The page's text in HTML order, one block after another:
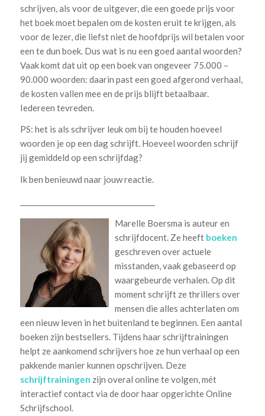
schrijven, als voor de uitgever, die een goede prijs voor
het boek moet bepalen om de kosten eruit te krijgen, als
voor de lezer, die liefst niet de hoofdprijs wil betalen voor
een te dun boek. Dus wat is nu een goed aantal woorden?
Vaak komt dat uit op een boek van ongeveer 75.000 –
90.000 woorden: daarin past een goed afgerond verhaal,
de kosten vallen mee en de prijs blijft betaalbaar.
Iedereen tevreden.
PS: het is als schrijver leuk om bij te houden hoeveel
woorden je op een dag schrijft. Hoeveel woorden schrijf
jij gemiddeld op een schrijfdag?
Ik ben benieuwd naar jouw reactie.
Marelle Boersma is auteur en
schrijfdocent. Ze heeft boeken
geschreven over actuele
misstanden, vaak gebaseerd op
waargebeurde verhalen. Op dit
moment schrijft ze thrillers over
mensen die alles achterlaten om
een nieuw leven in het buitenland te beginnen. Een aantal
boeken zijn bestsellers. Tijdens haar schrijftrainingen
helpt ze aankomend schrijvers hoe ze hun verhaal op een
pakkende manier kunnen opschrijven. Deze
schrijftrainingen zijn overal online te volgen, mét
interactief contact via de door haar opgerichte Online
Schrijfschool.